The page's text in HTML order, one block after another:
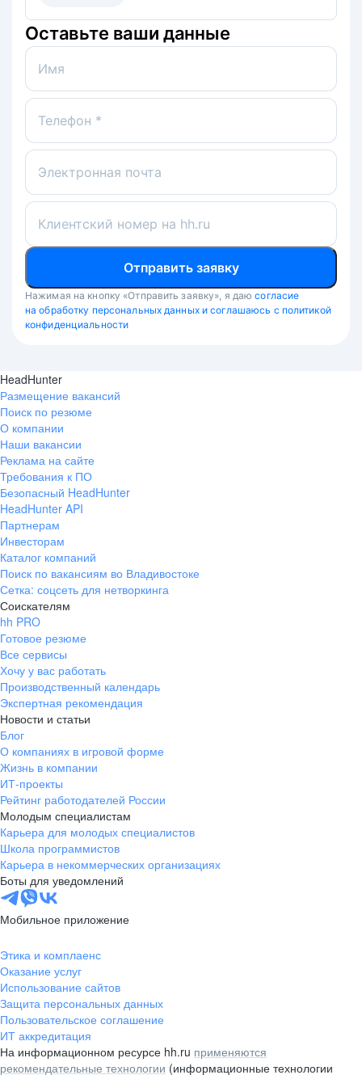
Оставьте ваши данные
Имя
Телефон *
Электронная почта
Клиентский номер на hh.ru
Отправить заявку
Нажимая на кнопку «Отправить заявку», я даю согласие
на обработку персональных данных и соглашаюсь с политикой
конфиденциальности
HeadHunter
Размещение вакансий
Поиск по резюме
О компании
Наши вакансии
Реклама на сайте
Требования к ПО
Безопасный HeadHunter
HeadHunter API
Партнерам
Инвесторам
Каталог компаний
Поиск по вакансиям во Владивостоке
Сетка: соцсеть для нетворкинга
Соискателям
hh PRO
Готовое резюме
Все сервисы
Хочу у вас работать
Производственный календарь
Экспертная рекомендация
Новости и статьи
Блог
О компаниях в игровой форме
Жизнь в компании
ИТ-проекты
Рейтинг работодателей России
Молодым специалистам
Карьера для молодых специалистов
Школа программистов
Карьера в некоммерческих организациях
Боты для уведомлений
Мобильное приложение
Этика и комплаенс
Оказание услуг
Использование сайтов
Защита персональных данных
Пользовательское соглашение
ИТ аккредитация
На информационном ресурсе hh.ru применяются
рекомендательные технологии (информационные технологии